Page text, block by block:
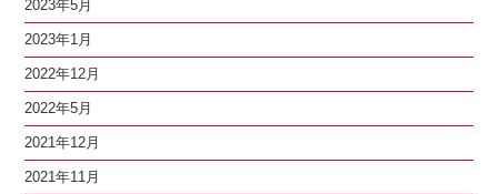
2023年5月
2023年1月
2022年12月
2022年5月
2021年12月
2021年11月